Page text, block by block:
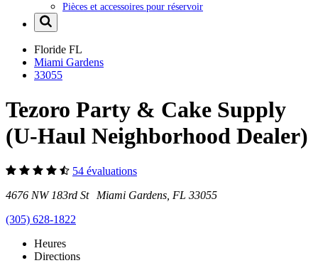
Pièces et accessoires pour réservoir
Floride FL
Miami Gardens
33055
Tezoro Party & Cake Supply
(U-Haul Neighborhood Dealer)
54 évaluations
4676 NW 183rd St Miami Gardens, FL 33055
(305) 628-1822
Heures
Directions